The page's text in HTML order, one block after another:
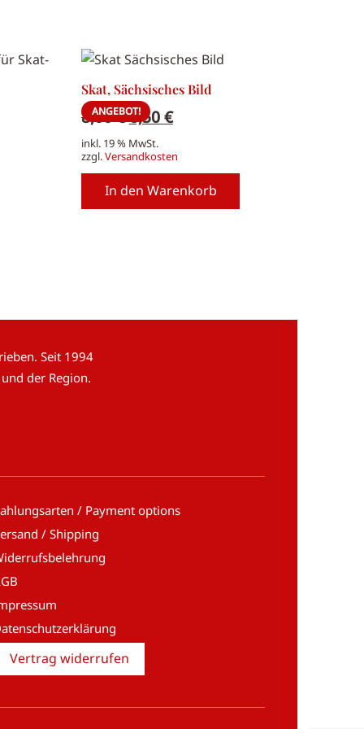
ANGEBOT!
Skat, Sächsisches Bild
8,00€Ursprünglicher
Preis
war:
8,00 €
6,50€Aktueller
ist:
6,50 €.
inkl. 19 % MwSt.
zzgl.Versandkosten
In den Warenkorb
Seit 1994
der Region.
/ Payment options
/ Shipping
Vertrag widerrufen